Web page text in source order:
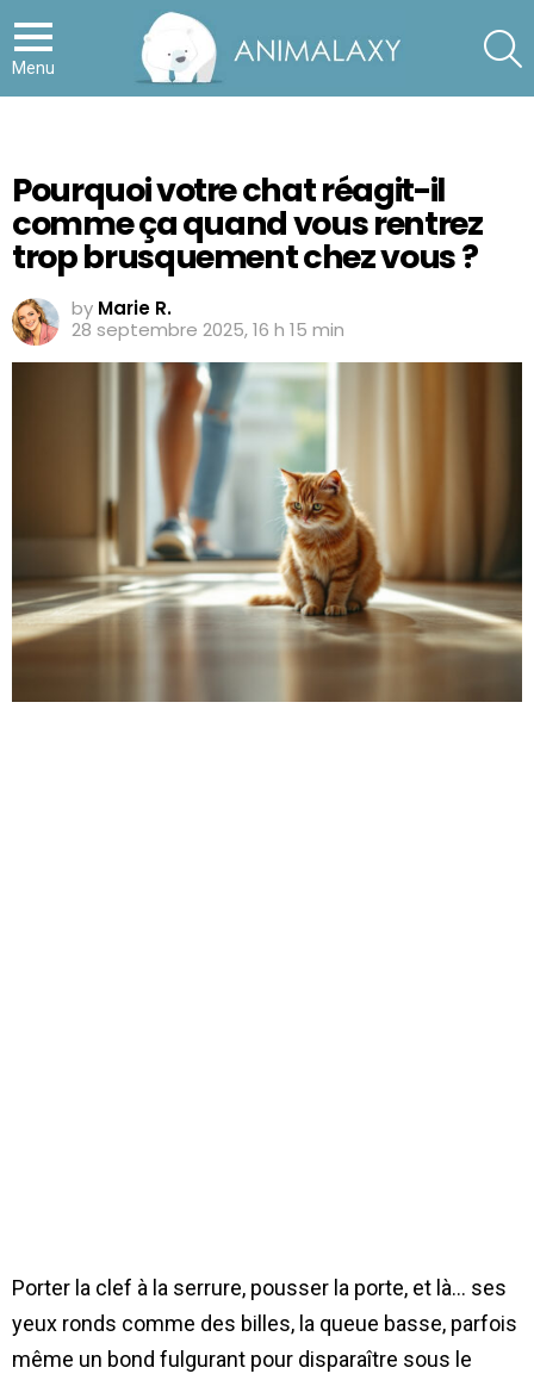
Menu
Pourquoi votre chat réagit-il
comme ça quand vous rentrez
trop brusquement chez vous ?
by Marie R.
28 septembre 2025, 16 h 15 min
Porter la clef à la serrure, pousser la porte, et là… ses
yeux ronds comme des billes, la queue basse, parfois
même un bond fulgurant pour disparaître sous le